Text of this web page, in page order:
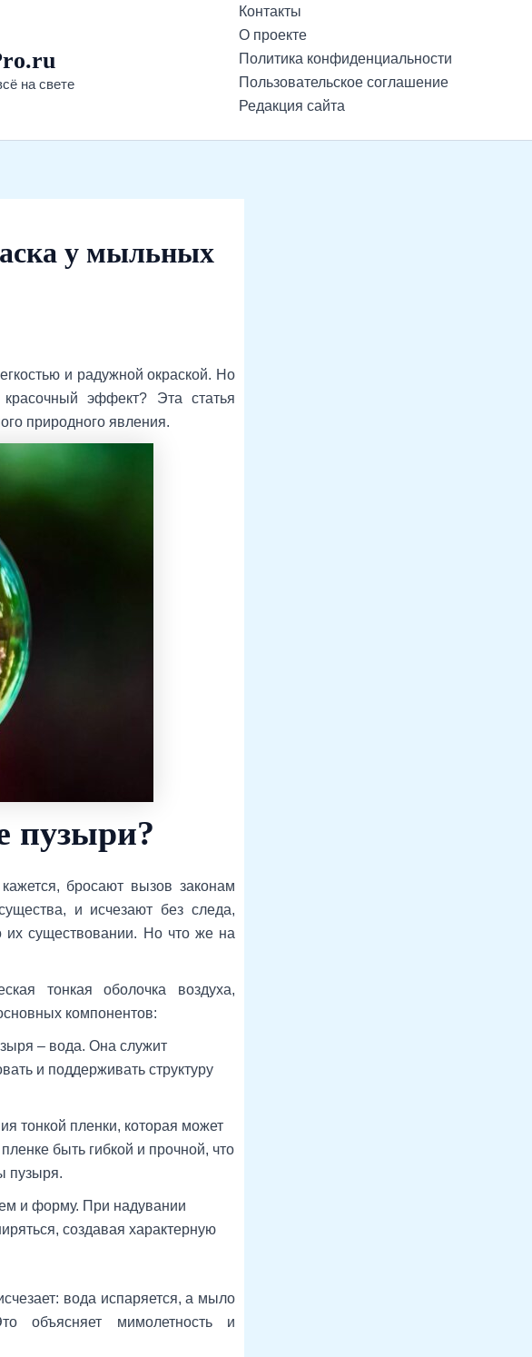
на свете
Контакты
О проекте
Политика конфиденциальности
Пользовательское соглашение
Редакция сайта
у мыльных
и радужной окраской. Но
эффект? Эта статья
природного явления.
пузыри?
бросают вызов законам
и исчезают без следа,
существовании. Но что же на
тонкая оболочка воздуха,
компонентов:
– вода. Она служит
и поддерживать структуру
тонкой пленки, которая может
быть гибкой и прочной, что
пузыря.
и форму. При надувании
создавая характерную
вода испаряется, а мыло
объясняет мимолетность и